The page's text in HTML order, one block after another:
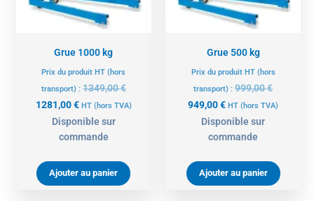
Grue 1000 kg
Prix du produit HT (hors
transport) : 1349,00€
1281,00€ HT (hors TVA)
Disponible sur
commande
Ajouter au panier
Grue 500 kg
Prix du produit HT (hors
transport) :999,00€
949,00€ HT (hors TVA)
Disponible sur
commande
Ajouter au panier